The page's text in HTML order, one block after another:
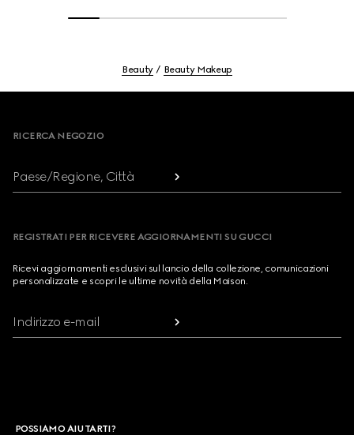
Beauty Beauty Makeup
RICERCA NEGOZIO
Paese/Regione, Città
REGISTRATI PER RICEVERE AGGIORNAMENTI SU GUCCI
Ricevi aggiornamenti esclusivi sul lancio della collezione, comunicazioni
personalizzate e scopri le ultime novità della Maison.
Indirizzo e-mail
POSSIAMO AIUTARTI?